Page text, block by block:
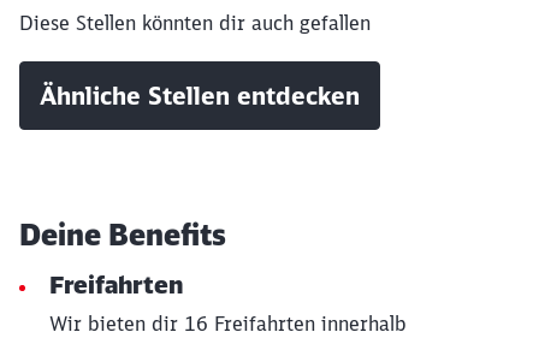
Diese Stellen könnten dir auch gefallen
Ähnliche Stellen entdecken
Deine Benefits
Freifahrten
Wir bieten dir 16 Freifahrten innerhalb
Abbrechen